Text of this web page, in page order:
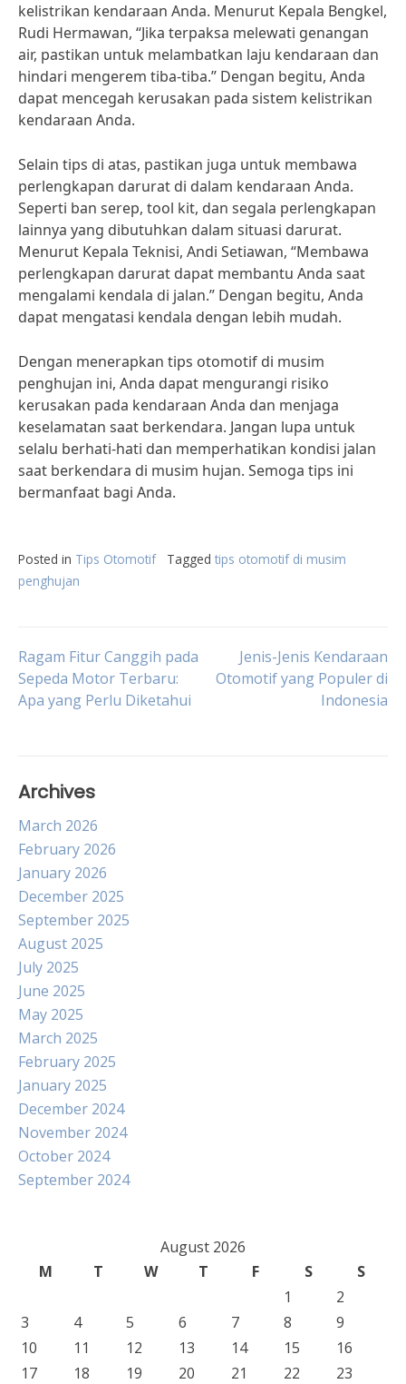
kelistrikan kendaraan Anda. Menurut Kepala Bengkel,
Rudi Hermawan, “Jika terpaksa melewati genangan
air, pastikan untuk melambatkan laju kendaraan dan
hindari mengerem tiba-tiba.” Dengan begitu, Anda
dapat mencegah kerusakan pada sistem kelistrikan
kendaraan Anda.
Selain tips di atas, pastikan juga untuk membawa
perlengkapan darurat di dalam kendaraan Anda.
Seperti ban serep, tool kit, dan segala perlengkapan
lainnya yang dibutuhkan dalam situasi darurat.
Menurut Kepala Teknisi, Andi Setiawan, “Membawa
perlengkapan darurat dapat membantu Anda saat
mengalami kendala di jalan.” Dengan begitu, Anda
dapat mengatasi kendala dengan lebih mudah.
Dengan menerapkan tips otomotif di musim
penghujan ini, Anda dapat mengurangi risiko
kerusakan pada kendaraan Anda dan menjaga
keselamatan saat berkendara. Jangan lupa untuk
selalu berhati-hati dan memperhatikan kondisi jalan
saat berkendara di musim hujan. Semoga tips ini
bermanfaat bagi Anda.
Posted in Tips Otomotif Tagged tips otomotif di musim
penghujan
Post
navigation
Ragam Fitur Canggih pada
Sepeda Motor Terbaru:
Apa yang Perlu Diketahui
Jenis-Jenis Kendaraan
Otomotif yang Populer di
Indonesia
Archives
March 2026
February 2026
January 2026
December 2025
September 2025
August 2025
July 2025
June 2025
May 2025
March 2025
February 2025
January 2025
December 2024
November 2024
October 2024
September 2024
August 2026
M
T W T F S
S
1
2
3
4 5 6 7 8
9
10
11 12 13 14 15
16
17
18 19 20 21 22 23